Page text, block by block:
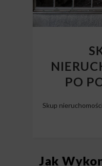
PO
Skup
Jak